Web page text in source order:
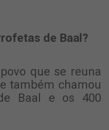
de Baal?
que se reuna
também chamou
Baal e os 400